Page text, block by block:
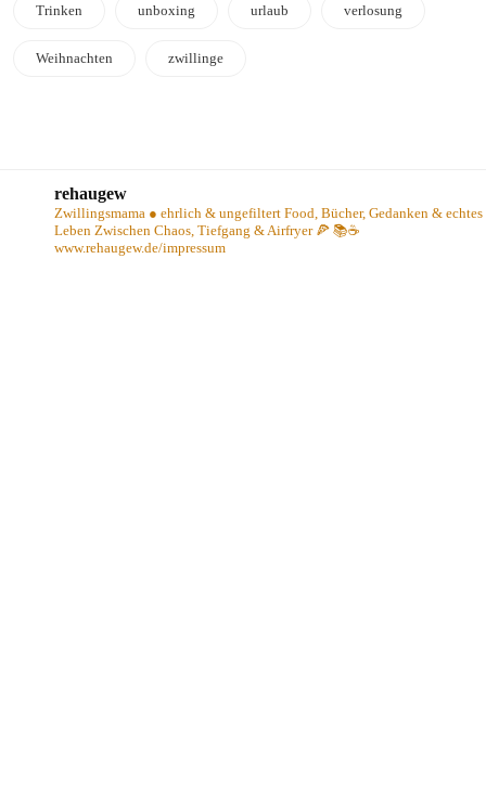
Trinken unboxing urlaub verlosung
Weihnachten zwillinge
rehaugew
Zwillingsmama ● ehrlich & ungefiltert Food, Bücher, Gedanken & echtes
Leben Zwischen Chaos, Tiefgang & Airfryer 🍕 📚☕️
www.rehaugew.de/impressum